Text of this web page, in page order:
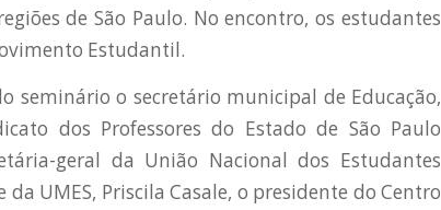
de São Paulo. No encontro, os estudantes
Estudantil.
seminário o secretário municipal de Educação,
dos Professores do Estado de São Paulo
geral da União Nacional dos Estudantes
da UMES, Priscila Casale, o presidente do Centro